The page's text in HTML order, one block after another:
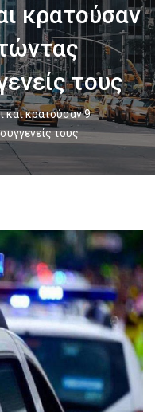
κρατούσαν
τους
και κρατούσαν 9
τους